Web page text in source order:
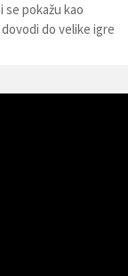
se pokažu kao
do velike igre